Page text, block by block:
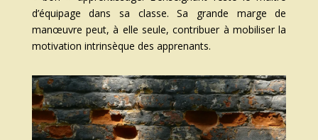
d’équipage dans sa classe. Sa grande marge de
manœuvre peut, à elle seule, contribuer à mobiliser la
motivation intrinsèque des apprenants.